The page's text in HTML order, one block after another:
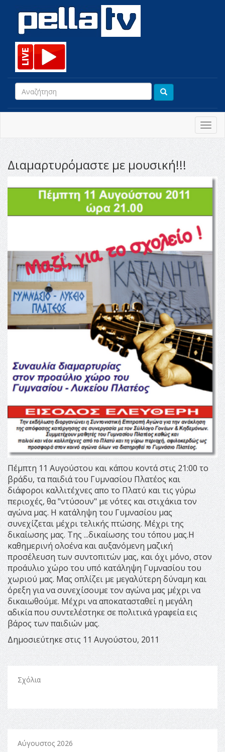
Διαμαρτυρόμαστε με μουσική!!!
Πέμπτη 11 Αυγούστου και κάπου κοντά στις 21:00 το
βράδυ, τα παιδιά του Γυμνασίου Πλατέος και
διάφοροι καλλιτέχνες απο το Πλατύ και τις γύρω
περιοχές, θα "ντύσουν" με νότες και στιχάκια τον
αγώνα μας. Η κατάληψη του Γυμνασίου μας
συνεχίζεται μέχρι τελικής πτώσης. Μέχρι της
δικαίωσης μας. Της ...δικαίωσης του τόπου μας.Η
καθημερινή ολοένα και αυξανόμενη μαζική
προσέλευση των συντοπιτών μας, και όχι μόνο, στον
προάυλιο χώρο του υπό κατάληψη Γυμνασίου του
χωριού μας. Μας οπλίζει με μεγαλύτερη δύναμη και
όρεξη για να συνεχίσουμε τον αγώνα μας μέχρι να
δικαιωθούμε. Μέχρι να αποκατασταθεί η μεγάλη
αδικία που συντελέστηκε σε πολιτικά γραφεία εις
βάρος των παιδιών μας.
Δημοσιεύτηκε στις 11 Αυγούστου, 2011
Σχόλια
Αύγουστος 2026